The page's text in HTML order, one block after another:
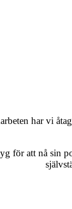
har vi
för att nå sin